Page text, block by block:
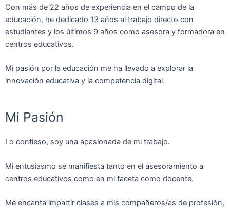
Con más de 22 años de experiencia en el campo de la
educación, he dedicado 13 años al trabajo directo con
estudiantes y los últimos 9 años como asesora y formadora en
centros educativos.
Mi pasión por la educación me ha llevado a explorar la
innovación educativa y la competencia digital.
Mi Pasión
Lo confieso, soy una apasionada de mi trabajo.
Mi entusiasmo se manifiesta tanto en el asesoramiento a
centros educativos como en mi faceta como docente.
Me encanta impartir clases a mis compañeros/as de profesión,